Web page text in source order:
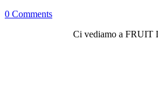
0 Comments
Ci vediamo a FRUIT